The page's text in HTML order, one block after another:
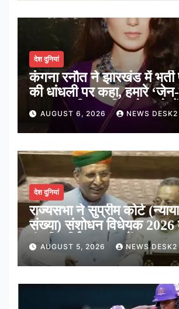
देश दुनियां
कंगना रनौत ने झारखंड में भर्ती
की धांधली पर कहा, हमारे
हर तरह की तकलीफ झेल रहे हैं
AUGUST 6, 2026 NEWS DESK2
देश दुनियां
राज्यसभा ने सुप्रीम कोर्ट
संख्या) संशोधन विधेयक 2026
मंजूरी, शीर्ष अदालत में अब
संख्या होगी 38
AUGUST 5, 2026 NEWS DESK2